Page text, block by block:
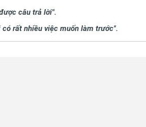
câu trả lời".
có rất nhiều việc muốn làm trước".